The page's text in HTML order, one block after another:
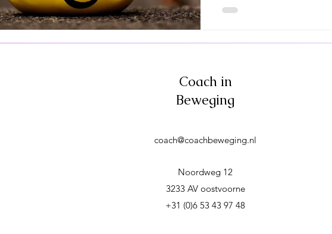
Coach in
Beweging
coach@coachbeweging.nl
Noordweg 12
3233 AV oostvoorne
+31 (0)6 53 43 97 48